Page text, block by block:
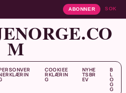
ABONNER SOK
M
COOKIEE
RKLÆRIN
G
NYHE
TSBR
EV
B
L
O
G
G